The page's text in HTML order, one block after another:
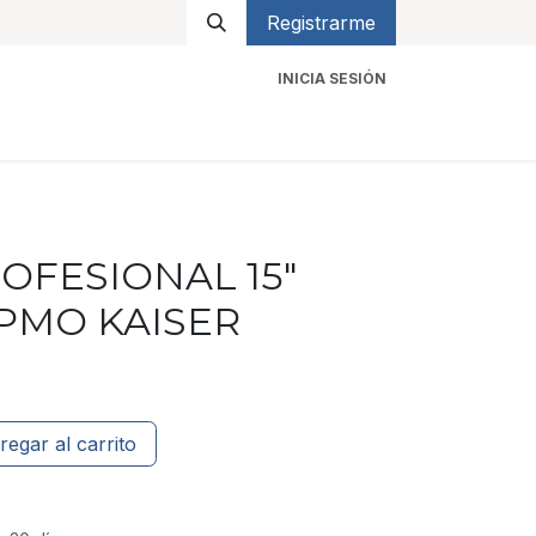
Registrarme
INICIA SESIÓN
15"
KAISER
al carrito